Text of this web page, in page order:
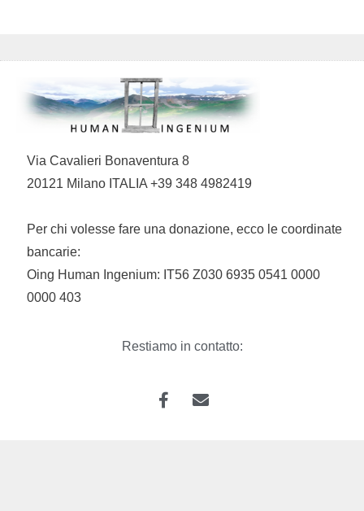
Via Cavalieri Bonaventura 8
20121 Milano ITALIA +39 348 4982419
Per chi volesse fare una donazione, ecco le coordinate
bancarie:
Oing Human Ingenium: IT56 Z030 6935 0541 0000
0000 403
Restiamo in contatto: